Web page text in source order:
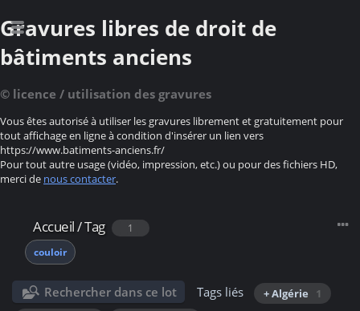
Gravures libres de droit de
bâtiments anciens
© licence / utilisation des gravures
Vous êtes autorisé à utiliser les gravures librement et gratuitement pour
tout affichage en ligne à condition d'insérer un lien vers
https://www.batiments-anciens.fr/
Pour tout autre usage (vidéo, impression, etc.) ou pour des fichiers HD,
merci de nous contacter.
Accueil/Tag
1
couloir
Rechercher dans ce lot Tags liés + Algérie
1